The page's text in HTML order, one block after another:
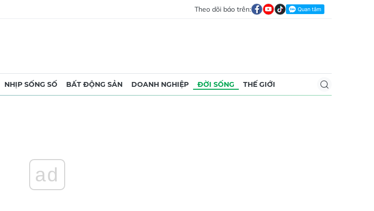
Theo dõi báo trên:
NHỊP SỐNG SỐ BẤT ĐỘNG SẢN DOANH NGHIỆP ĐỜI SỐNG THẾ GIỚI
ad